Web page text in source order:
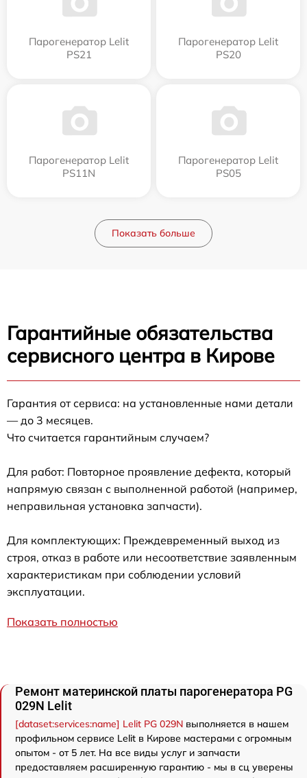
Парогенератор Lelit
PS21
Парогенератор Lelit
PS20
Парогенератор Lelit
PS11N
Парогенератор Lelit
PS05
Показать больше
Гарантийные обязательства
сервисного центра в Кирове
Гарантия от сервиса: на установленные нами детали
— до 3 месяцев.
Что считается гарантийным случаем?
Для работ: Повторное проявление дефекта, который
напрямую связан с выполненной работой (например,
неправильная установка запчасти).
Для комплектующих: Преждевременный выход из
строя, отказ в работе или несоответствие заявленным
характеристикам при соблюдении условий
эксплуатации.
Показать полностью
Ремонт материнской платы парогенератора PG
029N Lelit
[dataset:services:name] Lelit PG 029N выполняется в нашем
профильном сервисе Lelit в Кирове мастерами с огромным
опытом - от 5 лет. На все виды услуг и запчасти
предоставляем расширенную гарантию - мы в сц уверены